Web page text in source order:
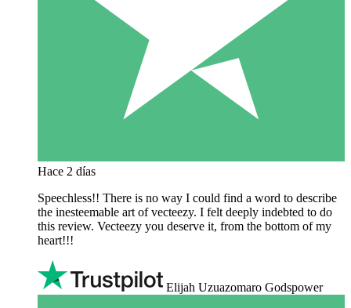
Hace 2 días
Speechless!! There is no way I could find a word to describe
the inesteemable art of vecteezy. I felt deeply indebted to do
this review. Vecteezy you deserve it, from the bottom of my
heart!!!
Elijah Uzuazomaro Godspower